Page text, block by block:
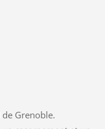
de Grenoble.